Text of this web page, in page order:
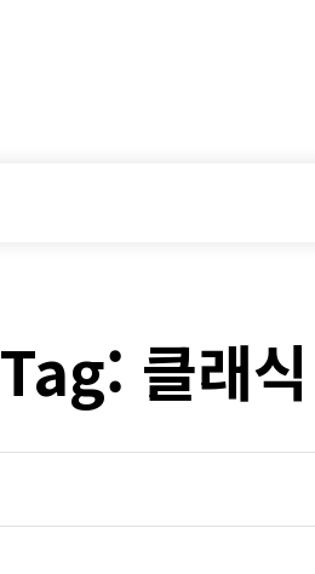
Tag: 클래